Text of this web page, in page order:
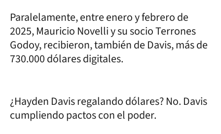
Paralelamente, entre enero y febrero de
2025, Mauricio Novelli y su socio Terrones
Godoy, recibieron, también de Davis, más de
730.000 dólares digitales.
¿Hayden Davis regalando dólares? No. Davis
cumpliendo pactos con el poder.